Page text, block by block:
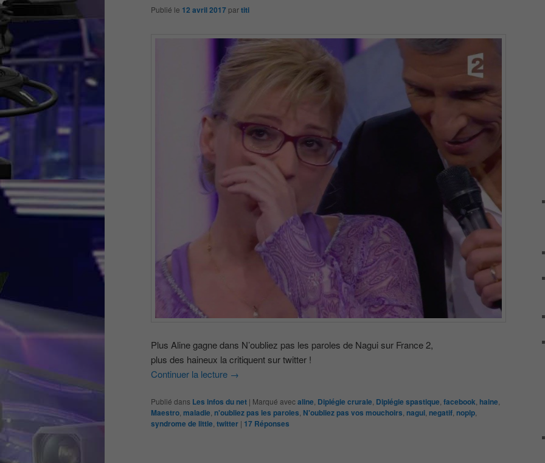
Publié le 12 avril 2017 partiti
Plus Aline gagne dans N’oubliez pas les paroles de Nagui sur France 2,
plus des haineux la critiquent sur twitter !
Continuer la lecture →
Publié dans Les infos du net | Marqué avecaline Diplégie crurale Diplégie spastique facebook haine
Maestro maladie n'oubliez pas les paroles N'oubliez pas vos mouchoirs nagui negatif noplp
syndrome de little twitter | 17 Réponses